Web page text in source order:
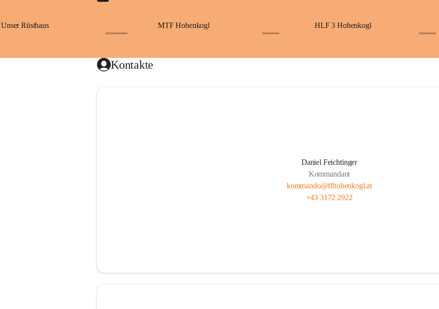
Unser Rüsthaus MTF Hohenkogl HLF 3 Hohenkogl
Kontakte
Daniel Feichtinger
Kommandant
kommando@ffhohenkogl.at
+43 3172 2922